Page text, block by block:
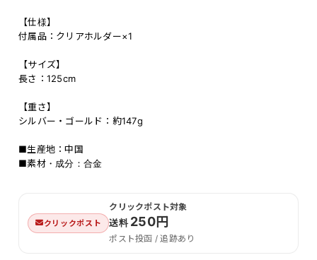
【仕様】
付属品：クリアホルダー×1
【サイズ】
長さ：125cm
【重さ】
シルバー・ゴールド：約147g
■生産地：中国
■素材・成分：合金
クリックポスト
クリックポスト対象
送料250円
ポスト投函 / 追跡あり